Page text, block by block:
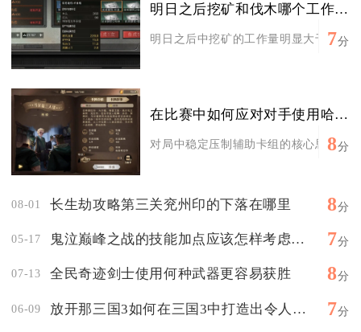
明日之后挖矿和伐木哪个工作量更大
明日之后中挖矿的工作量明显大于伐木
7分
在比赛中如何应对对手使用哈利波特魔法觉醒辅助卡组
对局中稳定压制辅助卡组的核心思路是
8分
08-01 长生劫攻略第三关兖州印的下落在哪里 8分
05-17 鬼泣巅峰之战的技能加点应该怎样考虑角色特点 7分
07-13 全民奇迹剑士使用何种武器更容易获胜 8分
06-09 放开那三国3如何在三国3中打造出令人震惊的魏国阵容 7分